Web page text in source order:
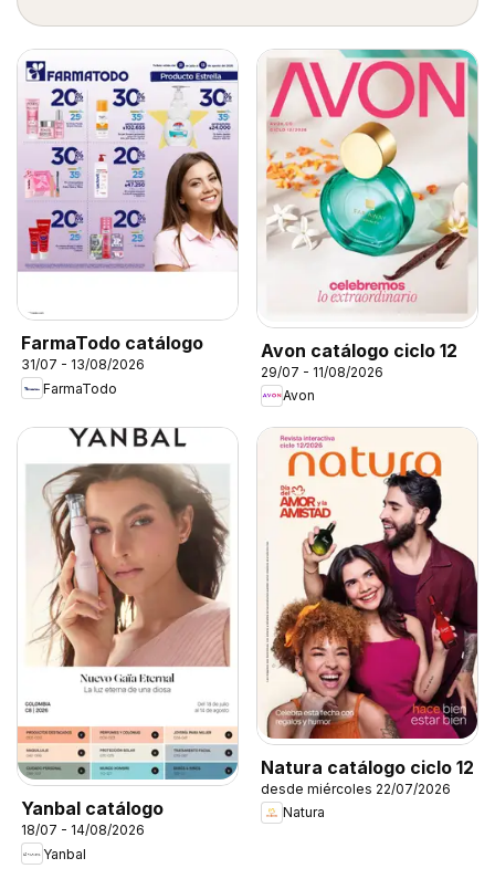
FarmaTodo catálogo
31/07 - 13/08/2026
FarmaTodo
Avon catálogo ciclo 12
29/07 - 11/08/2026
Avon
Yanbal catálogo
18/07 - 14/08/2026
Yanbal
Natura catálogo ciclo 12
desde miércoles 22/07/2026
Natura